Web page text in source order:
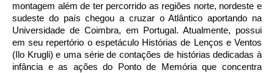
montagem além de ter percorrido as regiões norte, nordeste e
sudeste do país chegou a cruzar o Atlântico aportando na
Universidade de Coimbra, em Portugal. Atualmente, possui
em seu repertório o espetáculo Histórias de Lenços e Ventos
(Ilo Krugli) e uma série de contações de histórias dedicadas à
infância e as ações do Ponto de Memória que concentra